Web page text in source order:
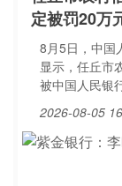
定被罚20万
8月5日，中国
显示，任丘市
被中国人民银
2026-08-05